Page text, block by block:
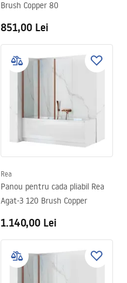
Brush Copper 80
851,00 Lei
Rea
Panou pentru cada pliabil Rea
Agat-3 120 Brush Copper
1.140,00 Lei